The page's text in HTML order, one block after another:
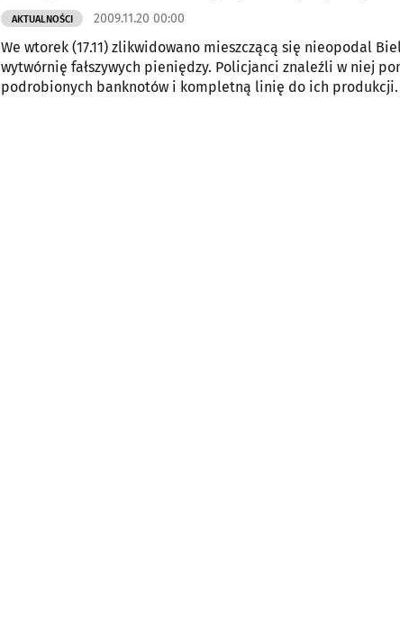
AKTUALNOŚCI 2009.11.20 00:00
We wtorek (17.11) zlikwidowano mieszczącą się nieopodal
wytwórnię fałszywych pieniędzy. Policjanci znaleźli w niej
podrobionych banknotów i kompletną linię do ich produkcji.